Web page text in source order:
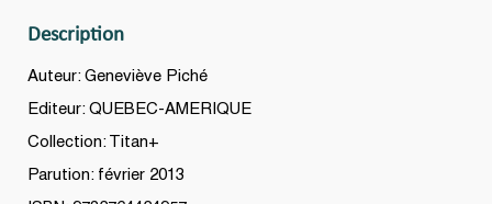
Description
Auteur: Geneviève Piché
Editeur: QUEBEC-AMERIQUE
Collection: Titan+
Parution: février 2013